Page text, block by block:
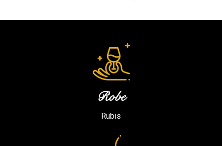
Robe
Rubis